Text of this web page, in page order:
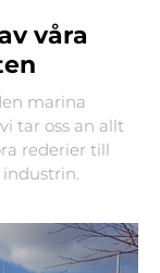
våra
marina
tar oss an allt
rederier till